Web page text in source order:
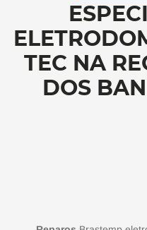
TEC NA
DOS